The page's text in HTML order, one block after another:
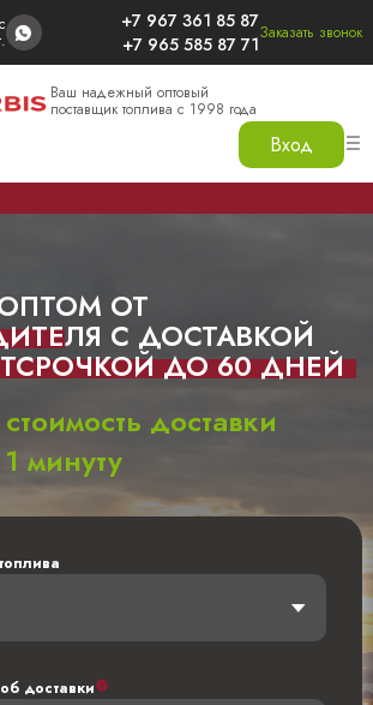
+7 967 361 85 87
+7 965 585 87 71Заказать звонок
Ваш надежный оптовый
поставщик топлива с 1998 года
Вход
ОТ
С ДОСТАВКОЙ
ДО 60 ДНЕЙ
доставки
минуту
доставки